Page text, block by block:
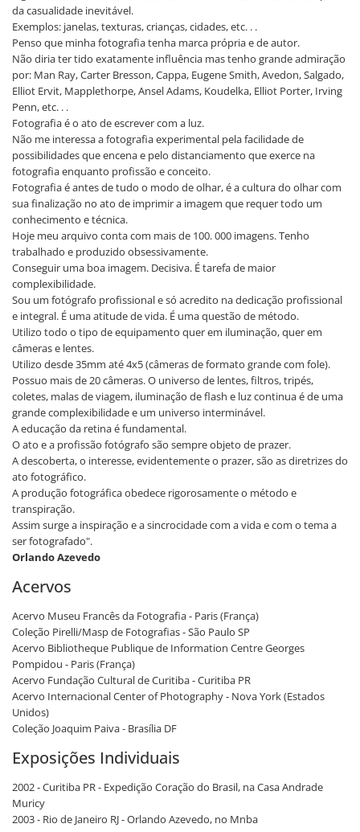
da casualidade inevitável.
Exemplos: janelas, texturas, crianças, cidades, etc. . .
Penso que minha fotografia tenha marca própria e de autor.
Não diria ter tido exatamente influência mas tenho grande admiração
por: Man Ray, Carter Bresson, Cappa, Eugene Smith, Avedon, Salgado,
Elliot Ervit, Mapplethorpe, Ansel Adams, Koudelka, Elliot Porter, Irving
Penn, etc. . .
Fotografia é o ato de escrever com a luz.
Não me interessa a fotografia experimental pela facilidade de
possibilidades que encena e pelo distanciamento que exerce na
fotografia enquanto profissão e conceito.
Fotografia é antes de tudo o modo de olhar, é a cultura do olhar com
sua finalização no ato de imprimir a imagem que requer todo um
conhecimento e técnica.
Hoje meu arquivo conta com mais de 100. 000 imagens. Tenho
trabalhado e produzido obsessivamente.
Conseguir uma boa imagem. Decisiva. É tarefa de maior
complexibilidade.
Sou um fotógrafo profissional e só acredito na dedicação profissional
e integral. É uma atitude de vida. É uma questão de método.
Utilizo todo o tipo de equipamento quer em iluminação, quer em
câmeras e lentes.
Utilizo desde 35mm até 4x5 (câmeras de formato grande com fole).
Possuo mais de 20 câmeras. O universo de lentes, filtros, tripés,
coletes, malas de viagem, iluminação de flash e luz continua é de uma
grande complexibilidade e um universo interminável.
A educação da retina é fundamental.
O ato e a profissão fotógrafo são sempre objeto de prazer.
A descoberta, o interesse, evidentemente o prazer, são as diretrizes do
ato fotográfico.
A produção fotográfica obedece rigorosamente o método e
transpiração.
Assim surge a inspiração e a sincrocidade com a vida e com o tema a
ser fotografado".
Orlando Azevedo
Acervos
Acervo Museu Francês da Fotografia - Paris (França)
Coleção Pirelli/Masp de Fotografias - São Paulo SP
Acervo Bibliotheque Publique de Information Centre Georges
Pompidou - Paris (França)
Acervo Fundação Cultural de Curitiba - Curitiba PR
Acervo Internacional Center of Photography - Nova York (Estados
Unidos)
Coleção Joaquim Paiva - Brasília DF
Exposições Individuais
2002 - Curitiba PR - Expedição Coração do Brasil, na Casa Andrade
Muricy
2003 - Rio de Janeiro RJ - Orlando Azevedo, no Mnba